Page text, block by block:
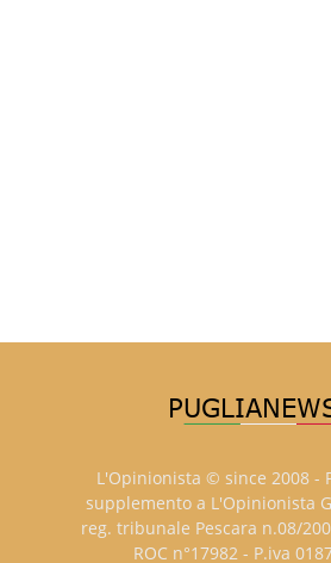
L'Opinionista © since 2008 -
supplemento a L'Opinionista
reg. tribunale Pescara n.08/
ROC n°17982 - P.iva